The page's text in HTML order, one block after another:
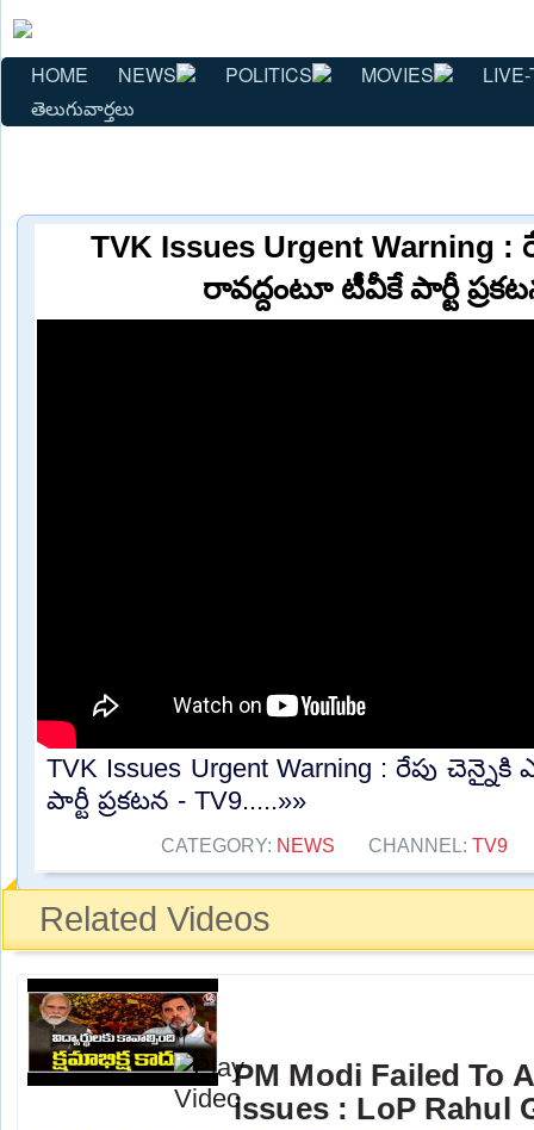
HOME NEWS POLITICS MOVIES
తెలుగువార్తలు
TVK Issues Urgent Warning :
రావద్దంటూ టీవీకే పార్టీ
TVK Issues Urgent Warning : రేపు
పార్టీ ప్రకటన - TV9.....»»
CATEGORY: NEWS CHANNEL: TV9
Related Videos
PM Modi Failed To
issues : LoP Rahul